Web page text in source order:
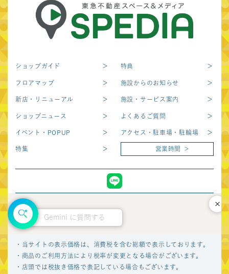
ショップガイド
フロアマップ
新店・リニューアル
ショップニュース
イベント・POPUP
特集
特典
施設からのお知らせ
施設・サービス案内
よくあるご質問
アクセス・駐車場・駐輪場
営業時間
Gemini に質問する
閉じ
・当サイトの表示価格は、消費税を含む総額で表示しております。
・商品のご利用方法により税率が変更となる場合がございます。
・店頭では税抜き価格で表記している場合もございます。